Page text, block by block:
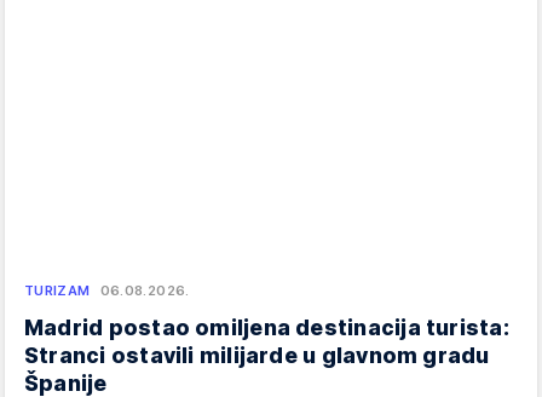
TURIZAM 06.08.2026.
Madrid postao omiljena destinacija turista:
Stranci ostavili milijarde u glavnom gradu
Španije